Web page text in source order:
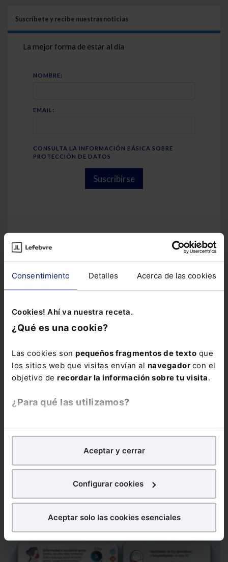
Consentimiento Detalles Acerca de las cookies
Cookies! Ahí va nuestra receta.
¿Qué es una cookie?
Las cookies son pequeños fragmentos de texto que
los sitios web que visitas envían al navegador con el
objetivo de recordar la información sobre tu visita.
¿Para qué las utilizamos?
analíticospara tratar demejorar tu experienciaen
nuestra página web. También con fines publicitarios,
para poder mostrarte publicidad y contenidos de tu
¿Qué puedes hacer?
en la web sea óptima
Puedes
aceptar solo las esenciales
para denegar
Aceptar y cerrar
Configurar cookies
Aceptar solo las cookies esenciales
Suscríbete y recibe nuestras noticias
La mejor forma de estar al día
NOMBRE:
EMAIL:
CONSULTA LA INFORMACIÓN BÁSICA SOBRE
PROTECCIÓN DE DATOS
Suscribirse